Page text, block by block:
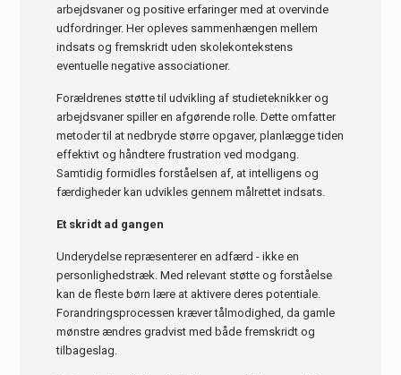
arbejdsvaner og positive erfaringer med at overvinde
udfordringer. Her opleves sammenhængen mellem
indsats og fremskridt uden skolekontekstens
eventuelle negative associationer.
Forældrenes støtte til udvikling af studieteknikker og
arbejdsvaner spiller en afgørende rolle. Dette omfatter
metoder til at nedbryde større opgaver, planlægge tiden
effektivt og håndtere frustration ved modgang.
Samtidig formidles forståelsen af, at intelligens og
færdigheder kan udvikles gennem målrettet indsats.
Et skridt ad gangen
Underydelse repræsenterer en adfærd - ikke en
personlighedstræk. Med relevant støtte og forståelse
kan de fleste børn lære at aktivere deres potentiale.
Forandringsprocessen kræver tålmodighed, da gamle
mønstre ændres gradvist med både fremskridt og
tilbageslag.